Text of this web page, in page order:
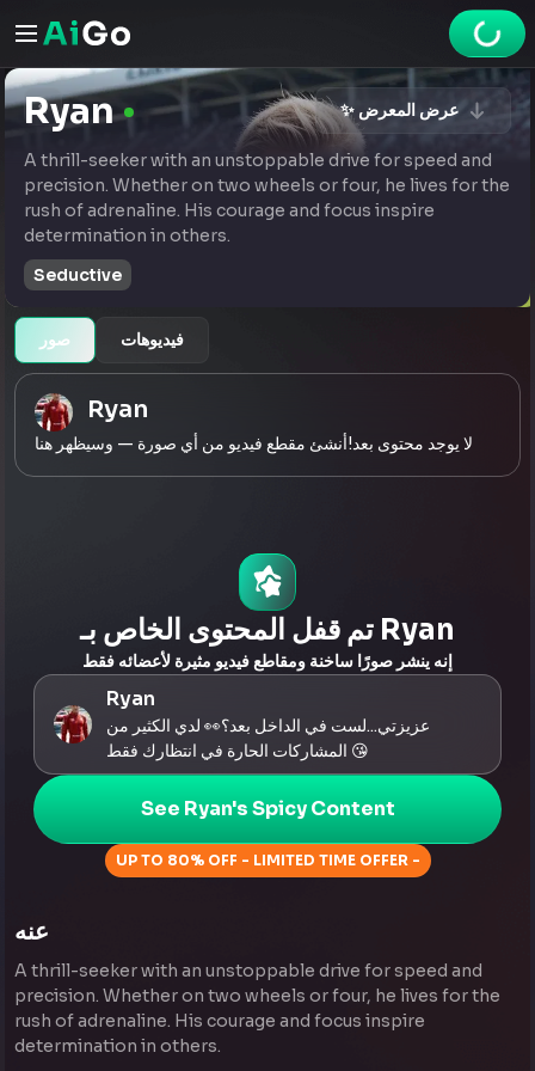
Ryan ✨ عرض المعرض
A thrill-seeker with an unstoppable drive for speed and
precision. Whether on two wheels or four, he lives for the
rush of adrenaline. His courage and focus inspire
determination in others.
Seductive
صور فيديوهات
Ryan
لا يوجد محتوى بعد!أنشئ مقطع فيديو من أي صورة — وسيظهر هنا
تم قفل المحتوى الخاص بـ Ryan
إنه ينشر صورًا ساخنة ومقاطع فيديو مثيرة لأعضائه فقط
Ryan
عزيزتي...لست في الداخل بعد؟👀 لدي الكثير من
المشاركات الحارة في انتظارك فقط 😘
See Ryan's Spicy Content
UP TO 80% OFF - LIMITED TIME OFFER -
عنه
A thrill-seeker with an unstoppable drive for speed and
precision. Whether on two wheels or four, he lives for the
rush of adrenaline. His courage and focus inspire
determination in others.